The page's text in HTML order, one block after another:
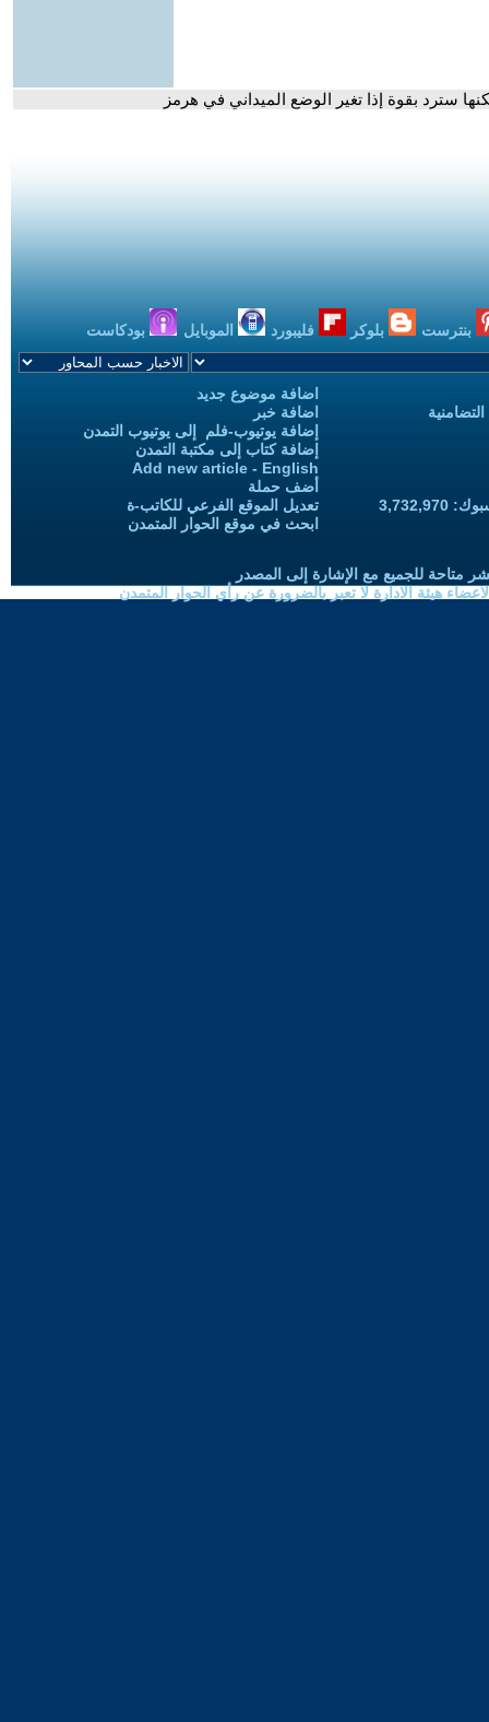
سترد بقوة إذا تغير الوضع الميداني في هرمز
بنترست بلوكر فليبورد الموبايل بودكاست
اضافة موضوع جديد
اضافة خبر
إضافة يوتيوب-فلم إلى يوتيوب التمدن
إضافة كتاب إلى مكتبة التمدن
Add new article - English
أضف حملة
تعديل الموقع الفرعي للكاتب-ة
ابحث في موقع الحوار المتمدن
متاحة للجميع مع الإشارة إلى المصدر
هيئة الادارة لا تعبر بالضرورة عن رأي الحوار المتمدن